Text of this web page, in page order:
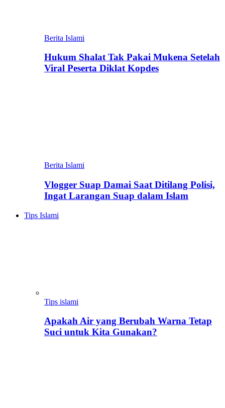
Berita Islami
Hukum Shalat Tak Pakai Mukena Setelah
Viral Peserta Diklat Kopdes
Berita Islami
Vlogger Suap Damai Saat Ditilang Polisi,
Ingat Larangan Suap dalam Islam
Tips Islami
Tips islami
Apakah Air yang Berubah Warna Tetap
Suci untuk Kita Gunakan?